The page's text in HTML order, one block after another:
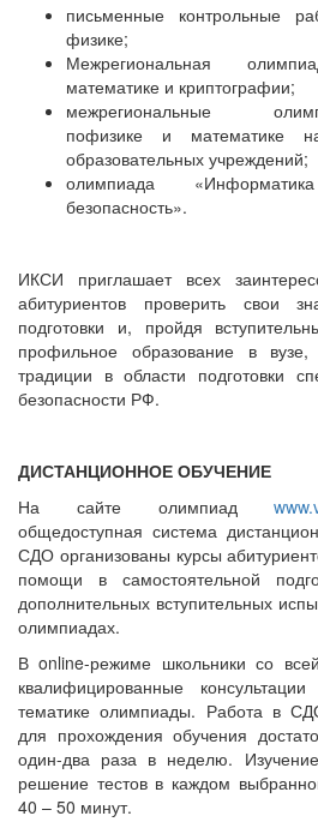
письменные контрольные
физике;
Межрегиональная
математике и криптографии;
межрегиональные
пофизике и математике
образовательных учреждений;
олимпиада
безопасность».
ИКСИ приглашает всех
абитуриентов проверить свои
подготовки и, пройдя
профильное образование в
традиции в области подготовки
безопасности РФ.
ДИСТАНЦИОННОЕ ОБУЧЕНИЕ
На сайте олимпиад
общедоступная система
СДО организованы курсы
помощи в самостоятельной
дополнительных вступительных
олимпиадах.
В online-режиме школьники со
квалифицированные
тематике олимпиады. Работа в
для прохождения обучения
один-два раза в неделю.
решение тестов в каждом
40 – 50 минут.